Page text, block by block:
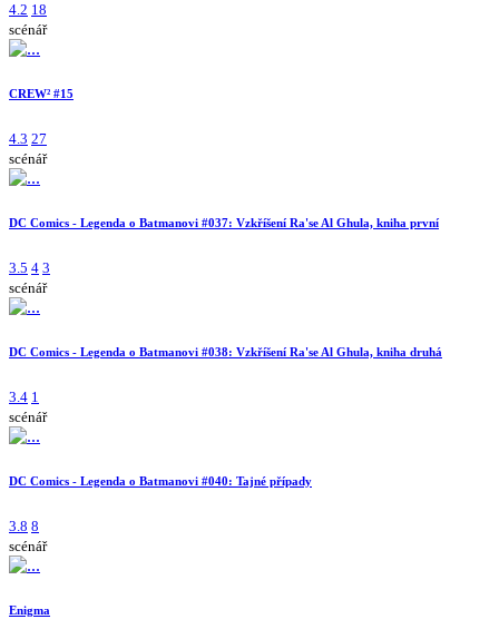
4.2 18
scénář
CREW² #15
4.3 27
scénář
DC Comics - Legenda o Batmanovi #037: Vzkříšení Ra'se Al Ghula, kniha první
3.5 4 3
scénář
DC Comics - Legenda o Batmanovi #038: Vzkříšení Ra'se Al Ghula, kniha druhá
3.4 1
scénář
DC Comics - Legenda o Batmanovi #040: Tajné případy
3.8 8
scénář
Enigma